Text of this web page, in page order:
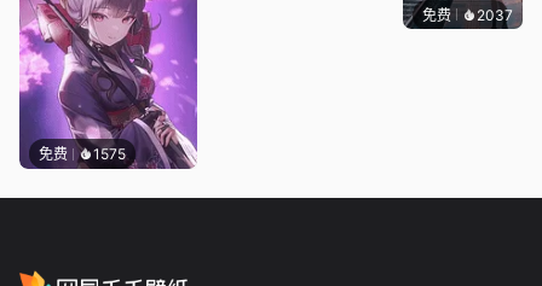
免费 1575
免费 2037辰东